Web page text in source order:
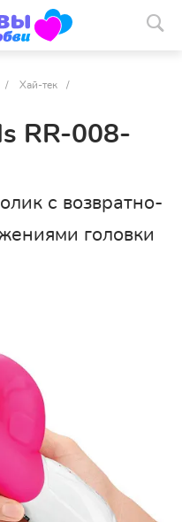
/ Хай-тек
/
RR-008-
с возвратно-
головки